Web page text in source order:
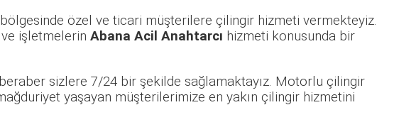
bölgesinde özel ve ticari müşterilere çilingir hizmeti vermekteyiz.
ve işletmelerin Abana Acil Anahtarcı hizmeti konusunda bir
sizlere 7/24 bir şekilde sağlamaktayız. Motorlu çilingir
yaşayan müşterilerimize en yakın çilingir hizmetini